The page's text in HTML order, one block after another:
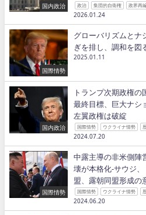
国内政治 政治 集団的自衛権 政界再
2026.01.24
国際情勢
グローバリズムとナ
ぎを排し、調和を図
2025.01.11
国内政治
トランプ次期政権の
最終目標、巨大ナシ
左翼政権は破綻
国際情勢 ウクライナ情勢
2024.07.20
国際情勢
中露主導の非米側陣
壊が本格化−サウジ
盟、露朝同盟形成の
国際情勢 ウクライナ情勢
2024.06.20